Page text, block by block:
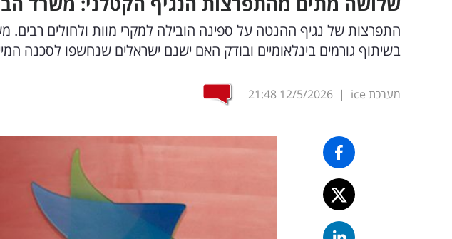
התפרצות של נגיף ההנטה על ספינה הובילה למקרי מוות ולחולים
בשיתוף גורמים בינלאומיים ובודק האם ישנם ישראלים שנחשפו לסכנה
מערכת ice |
12/5/2026
21:48